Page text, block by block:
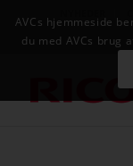
AVCs hjemmeside
du med AVCs brug